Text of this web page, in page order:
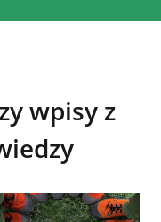
wpisy z